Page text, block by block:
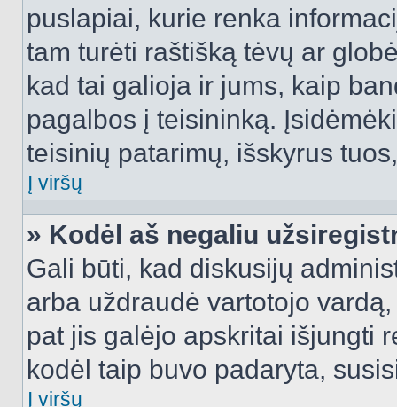
puslapiai, kurie renka
tam turėti raštišką tėvų ar
kad tai galioja ir jums, kaip
pagalbos į teisininką.
teisinių patarimų, išskyrus
Į viršų
» Kodėl aš negaliu
Gali būti, kad diskusijų
arba uždraudė vartotojo
pat jis galėjo apskritai išjungti
kodėl taip buvo padaryta,
Į viršų